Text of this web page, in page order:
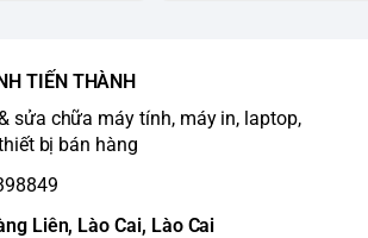
TIẾN THÀNH
sửa chữa máy tính, máy in, laptop,
bị bán hàng
Liên, Lào Cai, Lào Cai